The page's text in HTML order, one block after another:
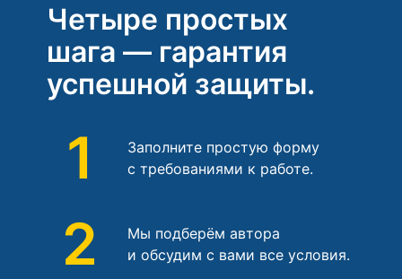
Четыре простых
шага — гарантия
успешной защиты.
1
Заполните простую форму
с требованиями к работе.
2
Мы подберём автора
и обсудим с вами все условия.